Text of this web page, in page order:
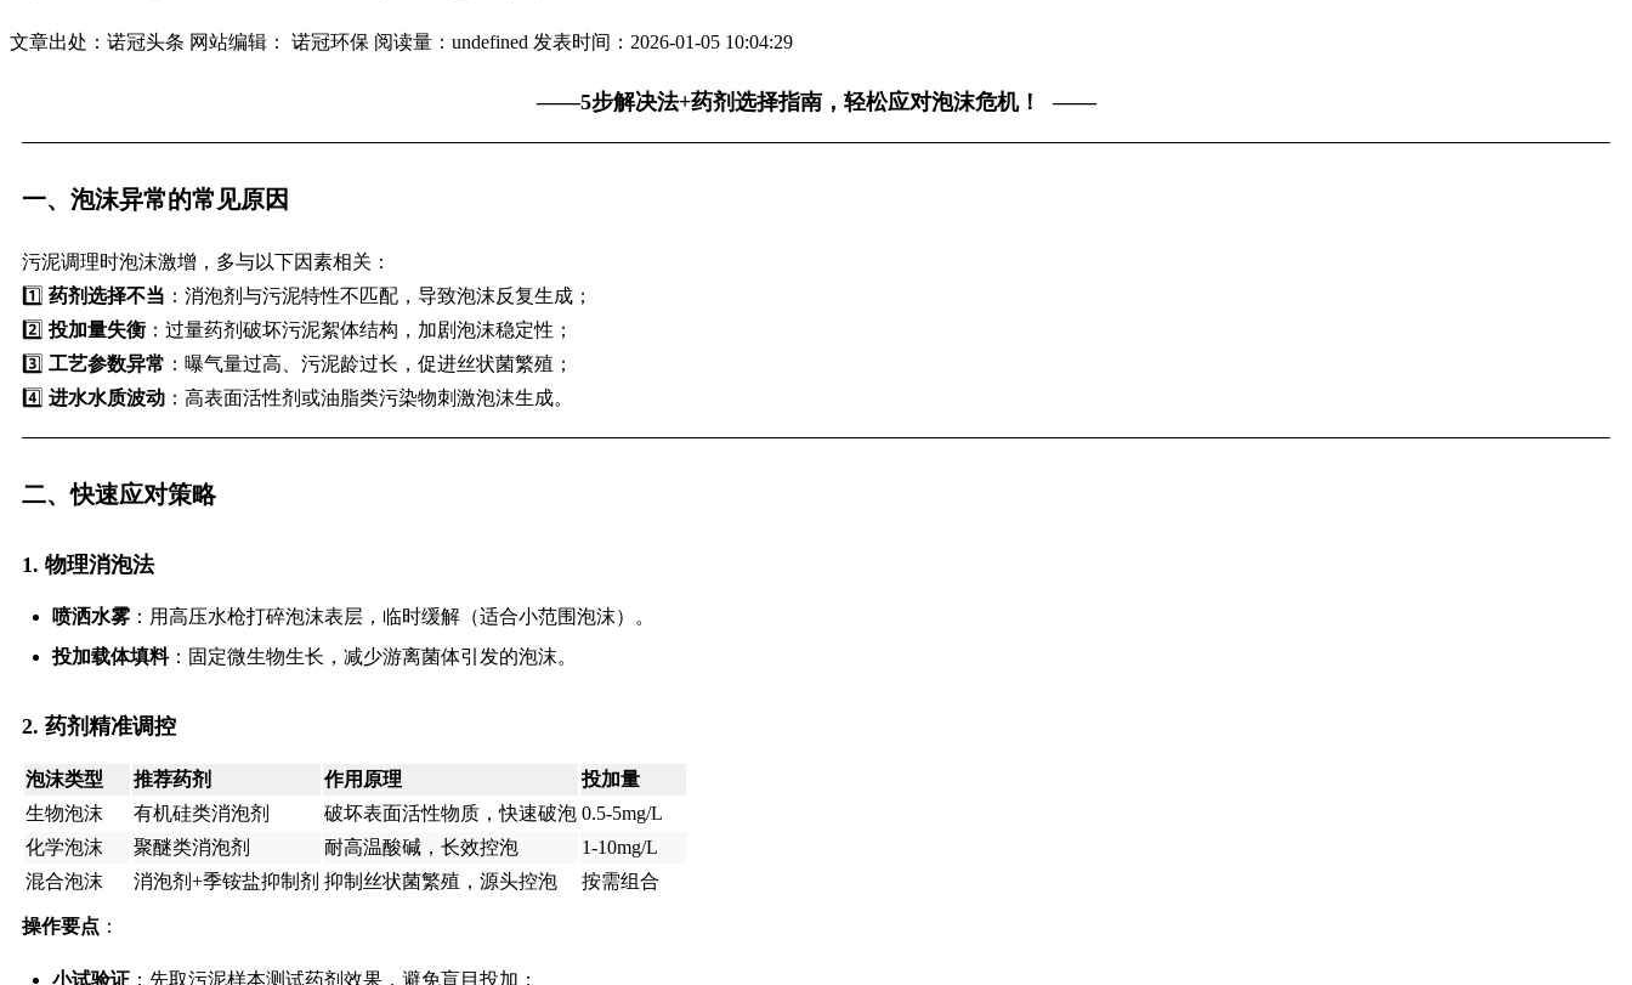
文章出处：诺冠头条 网站编辑： 诺冠环保 阅读量： undefined 发表时间：2026-01-05 10:04:29
——5步解决法+药剂选择指南，轻松应对泡沫危机！ ——
一、泡沫异常的常见原因
污泥调理时泡沫激增，多与以下因素相关：
1️⃣ 药剂选择不当 ：消泡剂与污泥特性不匹配，导致泡沫反复生成；
2️⃣投加量失衡 ：过量药剂破坏污泥絮体结构，加剧泡沫稳定性；
3️⃣ 工艺参数异常 ：曝气量过高、污泥龄过长，促进丝状菌繁殖；
4️⃣ 进水水质波动 ：高表面活性剂或油脂类污染物刺激泡沫生成。
二、快速应对策略
1. 物理消泡法
喷洒水雾 ：用高压水枪打碎泡沫表层，临时缓解（适合小范围泡沫）。
投加载体填料：固定微生物生长，减少游离菌体引发的泡沫。
2. 药剂精准调控
泡沫类型 推荐药剂 作用原理
投加量
生物泡沫
有机硅类消泡剂 破坏表面活性物质，快速破泡 0.5-5mg/L
化学泡沫
聚醚类消泡剂 耐高温酸碱，长效控泡
1-10mg/L
混合泡沫
消泡剂+季铵盐抑制剂 抑制丝状菌繁殖，源头控泡 按需组合
操作要点 ：
小试验证 ：先取污泥样本测试药剂效果，避免盲目投加；